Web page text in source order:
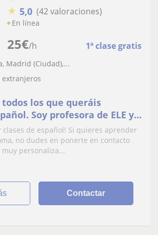
25€/h 1ª clase gratis
★ 5,0 (42 valoraciones)
En línea
Madrid (Ciudad),...
extranjeros
los que queráis
Soy profesora de ELE y
clases muy entretenidas
y on line
clases de español! Si quieres aprender
no dudes en ponerte en contacto
muy personaliza...
Contactar